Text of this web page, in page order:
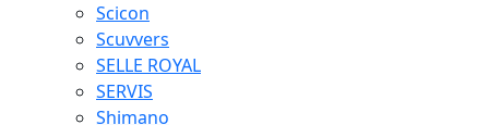
Scicon
Scuvvers
SELLE ROYAL
SERVIS
Shimano